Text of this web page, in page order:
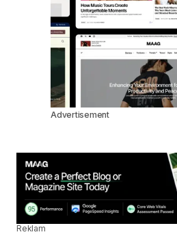
Advertisement
Reklam